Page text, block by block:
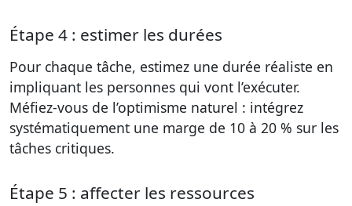
Étape 4 : estimer les durées
Pour chaque tâche, estimez une durée réaliste en
impliquant les personnes qui vont l’exécuter.
Méfiez-vous de l’optimisme naturel : intégrez
systématiquement une marge de 10 à 20 % sur les
tâches critiques.
Étape 5 : affecter les ressources